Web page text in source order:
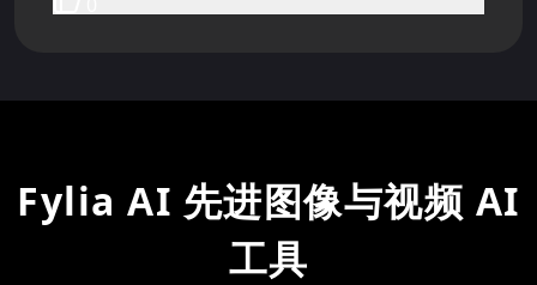
Fylia AI 先进图像与视频 AI
工具